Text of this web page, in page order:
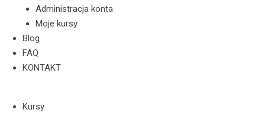
Administracja konta
Moje kursy
Blog
FAQ
KONTAKT
Kursy